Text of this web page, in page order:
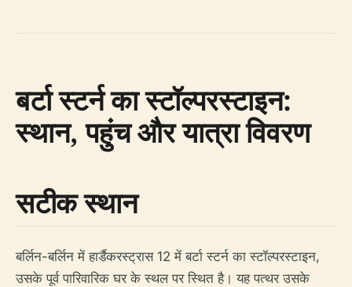
बर्टा स्टर्न का स्टॉल्परस्टाइन:
स्थान, पहुंच और यात्रा विवरण
सटीक स्थान
बर्लिन-बर्लिन में हार्डैकरस्ट्रास 12 में बर्टा स्टर्न का स्टॉल्परस्टाइन,
उसके पूर्व पारिवारिक घर के स्थल पर स्थित है। यह पत्थर उसके